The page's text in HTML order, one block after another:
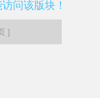
问该版块！
]